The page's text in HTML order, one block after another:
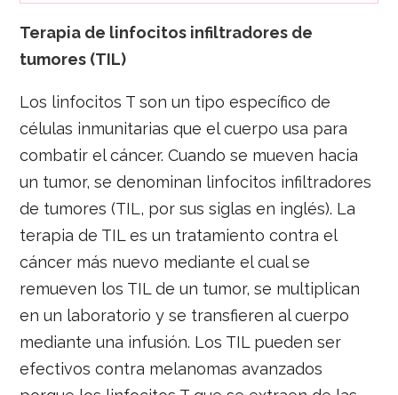
Terapia de linfocitos infiltradores de
tumores (TIL)
Los linfocitos T son un tipo específico de
células inmunitarias que el cuerpo usa para
combatir el cáncer. Cuando se mueven hacia
un tumor, se denominan linfocitos infiltradores
de tumores (TIL, por sus siglas en inglés). La
terapia de TIL es un tratamiento contra el
cáncer más nuevo mediante el cual se
remueven los TIL de un tumor, se multiplican
en un laboratorio y se transfieren al cuerpo
mediante una infusión. Los TIL pueden ser
efectivos contra melanomas avanzados